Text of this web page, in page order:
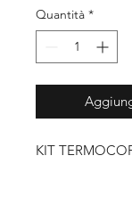
Quantità *
KIT